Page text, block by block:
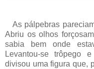
As pálpebras
Abriu os olhos
sabia bem onde
Levantou-se trôpego
divisou uma figura que,